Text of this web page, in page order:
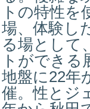
トの特性を
場、体験し
る場として
トができ
地盤に22年
催。性とジ